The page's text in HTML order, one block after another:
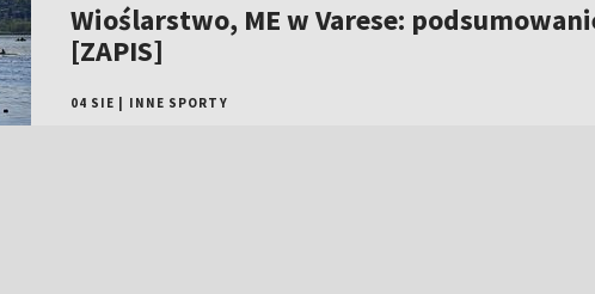
Wioślarstwo, ME w Varese:
[ZAPIS]
04 SIE INNE SPORTY